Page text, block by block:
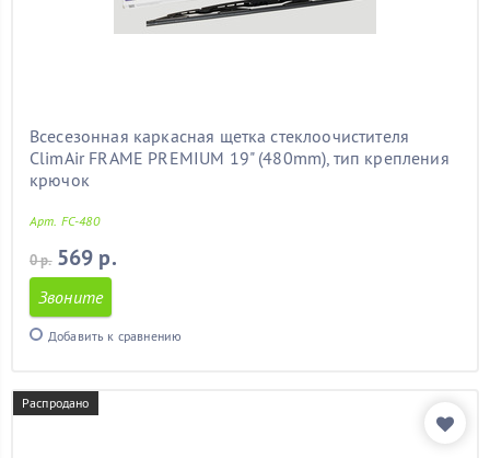
Всесезонная каркасная щетка стеклоочистителя
ClimAir FRAME PREMIUM 19" (480mm), тип крепления
крючок
Арт. FC-480
0 р. 569 р.
Звоните
Добавить к сравнению
Распродано